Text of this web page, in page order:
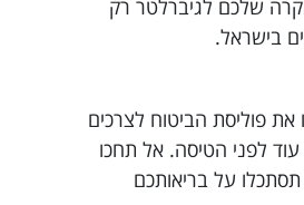
שלכם לגיברלטר רק
בישראל.
פוליסת הביטוח לצרכים
לפני הטיסה. אל תחכו
על בריאותכם